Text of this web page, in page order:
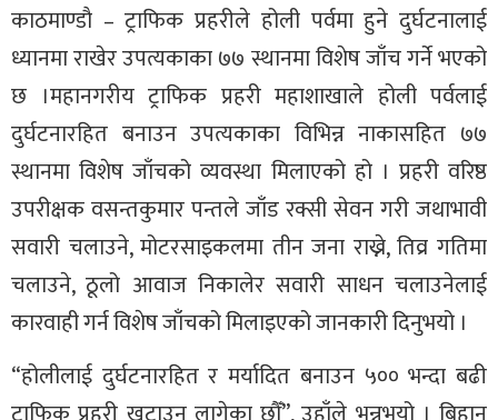
काठमाण्डाै – ट्राफिक प्रहरीले होली पर्वमा हुने दुर्घटनालाई
ध्यानमा राखेर उपत्यकाका ७७ स्थानमा विशेष जाँच गर्ने भएको
छ ।महानगरीय ट्राफिक प्रहरी महाशाखाले होली पर्वलाई
दुर्घटनारहित बनाउन उपत्यकाका विभिन्न नाकासहित ७७
स्थानमा विशेष जाँचको व्यवस्था मिलाएको हो । प्रहरी वरिष्ठ
उपरीक्षक वसन्तकुमार पन्तले जाँड रक्सी सेवन गरी जथाभावी
सवारी चलाउने, मोटरसाइकलमा तीन जना राख्ने, तिव्र गतिमा
चलाउने, ठूलो आवाज निकालेर सवारी साधन चलाउनेलाई
कारवाही गर्न विशेष जाँचको मिलाइएको जानकारी दिनुभयो ।
“होलीलाई दुर्घटनारहित र मर्यादित बनाउन ५०० भन्दा बढी